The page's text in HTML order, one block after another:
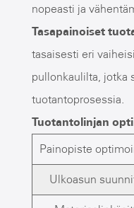
nopeasti ja
Tasapainoiset
tasaisesti eri
pullonkaulilta, jotka
tuotantoprosessia.
Tuotantolinjan
Painopiste
Ulkoasun